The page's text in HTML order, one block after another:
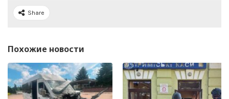
Share
Похожие новости